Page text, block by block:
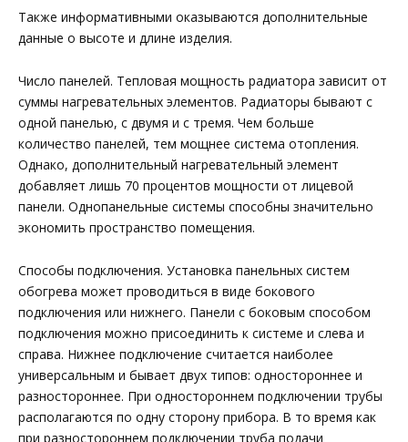
Также информативными оказываются дополнительные
данные о высоте и длине изделия.
Число панелей. Тепловая мощность радиатора зависит от
суммы нагревательных элементов. Радиаторы бывают с
одной панелью, с двумя и с тремя. Чем больше
количество панелей, тем мощнее система отопления.
Однако, дополнительный нагревательный элемент
добавляет лишь 70 процентов мощности от лицевой
панели. Однопанельные системы способны значительно
экономить пространство помещения.
Способы подключения. Установка панельных систем
обогрева может проводиться в виде бокового
подключения или нижнего. Панели с боковым способом
подключения можно присоединить к системе и слева и
справа. Нижнее подключение считается наиболее
универсальным и бывает двух типов: одностороннее и
разностороннее. При одностороннем подключении трубы
располагаются по одну сторону прибора. В то время как
при разностороннем подключении труба подачи